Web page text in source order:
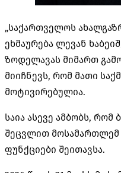
„საქართველოს
ეხმაურება ლევან
ზოდელავას მიმართ
მიიჩნევს, რომ მათი
მოტივირებულია.
საია ასევე ამბობს,
შეცვლით მოსამართლემ
ფუნქციები შეითავსა.